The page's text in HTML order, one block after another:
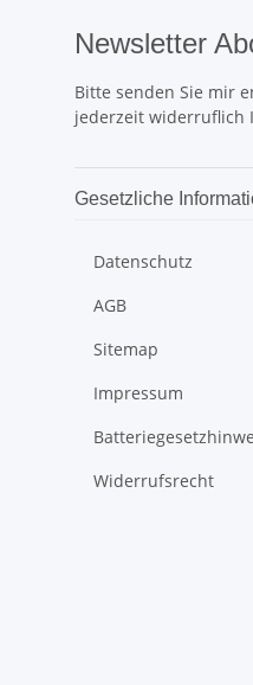
Newsletter
Bitte senden Sie mir
jederzeit widerruflich
Gesetzliche
Datenschutz
AGB
Sitemap
Impressum
Widerrufsrecht